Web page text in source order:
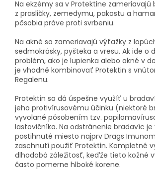
Na ekzémy sa v Protektine zameriavajú
z prasličky, zemedymu, pakostu a
pôsobia práve proti svrbeniu.
Na akné sa zameriavajú výťažky z
sedmokrásky, pyšteka a vresu. Ak ide o
problém, ako je lupienka alebo akné v
je vhodné kombinovať Protektin s
Regalenu.
Protektin sa dá úspešne využíť u
jeho protivírusovému účinku (niektoré
vyvolané pôsobením tzv.
lastovičníka. Na odstránenie bradavíc
postihnuté miesto najprv Drags
zaschnutí použiť Protektin. Kompletné
dlhodobá záležitosť, keďže tieto kožné
často pomerne hlboké korene.